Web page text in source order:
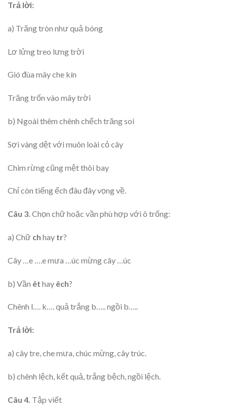
Trả lời:
a) Trăng tròn như quả bóng
Lơ lửng treo lưng trời
Gió đùa mây che kín
Trăng trốn vào mây trời
b) Ngoài thêm chênh chếch trăng soi
Sợi vàng dệt với muôn loài cỏ cây
Chim rừng cũng mệt thôi bay
Chỉ còn tiếng ếch đâu đây vọng về.
Câu 3. Chọn chữ hoặc vần phù hợp với ô trống:
a) Chữ ch hay tr?
Cây …e ….e mưa …úc mừng cây …úc
b) Vần êt hay êch?
Chênh l…. k…. quả trắng b….. ngồi b…..
Trả lời:
a) cây tre, che mưa, chúc mừng, cây trúc.
b) chênh lệch, kết quả, trắng bệch, ngồi lệch.
Câu 4. Tập viết